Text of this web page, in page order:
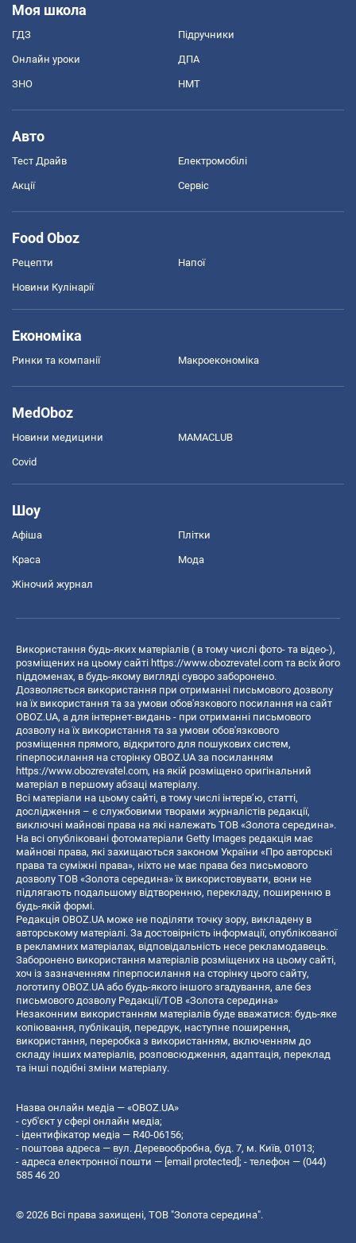
Моя школа
ГДЗ Підручники
Онлайн уроки ДПА
ЗНО НМТ
Авто
Тест Драйв Електромобілі
Акції Сервіс
Food Oboz
Рецепти Напої
Новини Кулінарії
Економіка
Ринки та компанії Макроекономіка
MedOboz
Новини медицини MAMACLUB
Covid
Шоу
Афіша Плітки
Краса Мода
Жіночий журнал
Використання будь-яких матеріалів ( в тому числі фото- та відео-),
розміщених на цьому сайті https://www.obozrevatel.com та всіх його
піддоменах, в будь-якому вигляді суворо заборонено.
Дозволяється використання при отриманні письмового дозволу
на їх використання та за умови обов'язкового посилання на сайт
OBOZ.UA, а для інтернет-видань - при отриманні письмового
дозволу на їх використання та за умови обов'язкового
розміщення прямого, відкритого для пошукових систем,
гіперпосилання на сторінку OBOZ.UA за посиланням
https://www.obozrevatel.com, на якій розміщено оригінальний
матеріал в першому абзаці матеріалу.
Всі матеріали на цьому сайті, в тому числі інтерв’ю, статті,
дослідження – є службовими творами журналістів редакції,
виключні майнові права на які належать ТОВ «Золота середина».
На всі опубліковані фотоматеріали Getty Images редакція має
майнові права, які захищаються законом України «Про авторські
права та суміжні права», ніхто не має права без письмового
дозволу ТОВ «Золота середина» їх використовувати, вони не
підлягають подальшому відтворенню, перекладу, поширенню в
будь-якій формі.
Редакція OBOZ.UA може не поділяти точку зору, викладену в
авторському матеріалі. За достовірність інформації, опублікованої
в рекламних матеріалах, відповідальність несе рекламодавець.
Заборонено використання матеріалів розміщених на цьому сайті,
хоч із зазначенням гіперпосилання на сторінку цього сайту,
логотипу OBOZ.UA або будь-якого іншого згадування, але без
письмового дозволу Редакції/ТОВ «Золота середина»
Незаконним використанням матеріалів буде вважатися: будь-яке
копiювання, публiкацiя, передрук, наступне поширення,
використання, переробка з використанням, включенням до
складу інших матеріалів, розповсюдження, адаптація, переклад
та інші подібні зміни матеріалу.
Назва онлайн медіа — «OBOZ.UA»
- суб'єкт у сфері онлайн медіа;
- ідентифікатор медіа — R40-06156;
- поштова адреса — вул. Деревообробна, буд. 7, м. Київ, 01013;
- адреса електронної пошти — [email protected] ; - телефон — (044)
585 46 20
© 2026 Всі права захищені, ТОВ "Золота середина".